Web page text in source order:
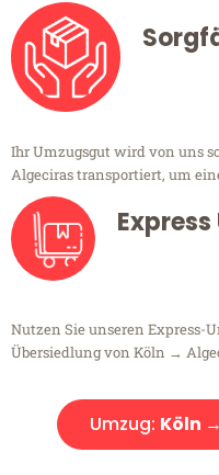
Ihr Umzugsgut wird von uns
Algeciras transportiert, um
Nutzen Sie unseren Express-
Übersiedlung von Köln →
Umzug: Köln